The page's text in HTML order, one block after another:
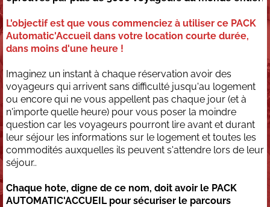
L'objectif est que vous commenciez à utiliser ce PACK
Automatic'Accueil dans votre location courte durée,
dans moins d'une heure !
Imaginez un instant à chaque réservation avoir des
voyageurs qui arrivent sans difficulté jusqu'au logement
ou encore qui ne vous appellent pas chaque jour (et à
n'importe quelle heure) pour vous poser la moindre
question car les voyageurs pourront lire avant et durant
leur séjour les informations sur le logement et toutes les
commodités auxquelles ils peuvent s'attendre lors de leur
séjour..
Chaque hote, digne de ce nom, doit avoir le PACK
AUTOMATIC'ACCUEIL pour sécuriser le parcours